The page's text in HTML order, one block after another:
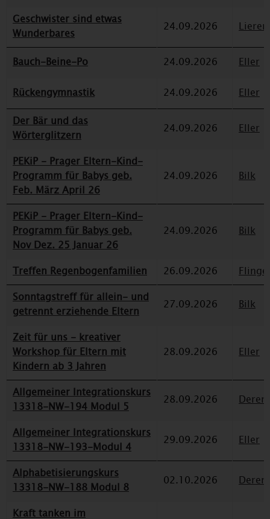
Geschwister sind etwas
Wunderbares
24.09.2026
Bauch-Beine-Po 24.09.2026 Eller
Rückengymnastik 24.09.2026
Eller
Der Bär und das
Wörterglitzern
24.09.2026 Eller
PEKiP - Prager Eltern-Kind-
Programm für Babys geb.
Feb. März April 26
24.09.2026 Bilk
PEKiP - Prager Eltern-Kind-
Programm für Babys geb.
Nov Dez. 25 Januar 26
24.09.2026 Bilk
Treffen Regenbogenfamilien 26.09.2026
Sonntagstreff für allein- und
getrennt erziehende Eltern
27.09.2026 Bilk
Zeit für uns - kreativer
Workshop für Eltern mit
Kindern ab 3 Jahren
28.09.2026 Eller
Allgemeiner Integrationskurs
13318-NW-194 Modul 5
28.09.2026
Allgemeiner Integrationskurs
13318-NW-193-Modul 4
29.09.2026 Eller
Alphabetisierungskurs
13318-NW-188 Modul 8
02.10.2026
Kraft tanken im